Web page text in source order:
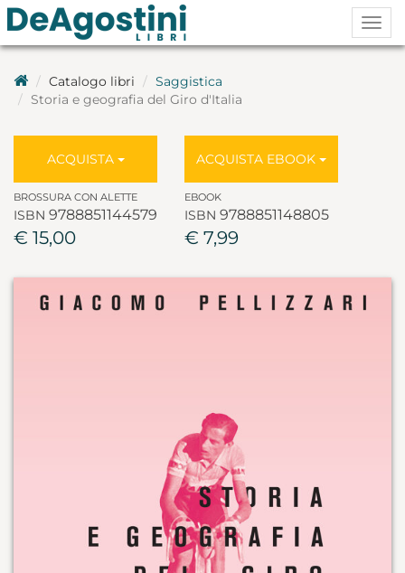
Catalogo libri
Saggistica
Storia e geografia del Giro d'Italia
ACQUISTA
BROSSURA CON ALETTE
ISBN 9788851144579
€ 15,00
ACQUISTA EBOOK
EBOOK
ISBN 9788851148805
€ 7,99